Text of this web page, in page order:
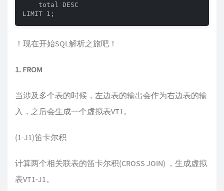
    total DESC
LIMIT 1;
！现在开始SQL解析之旅吧！
1. FROM
当涉及多个表的时候，左边表的输出会作为右边表的输
入，之后会生成一个虚拟表VT1。
(1-J1)笛卡尔积
计算两个相关联表的笛卡尔积(CROSS JOIN) ，生成虚拟
表VT1-J1。